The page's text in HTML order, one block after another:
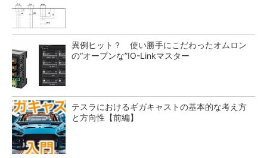
異例ヒット？ 使い勝手にこだわったオムロン
の“オープンな”IO-Linkマスター
テスラにおけるギガキャストの基本的な考え方
と方向性【前編】